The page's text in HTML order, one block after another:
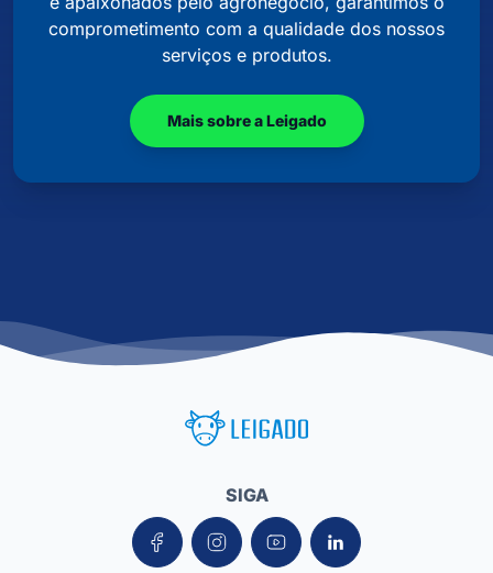
comprometimento com a qualidade dos nossos
serviços e produtos.
Mais sobre a Leigado
Leigado Tecnologia para Pecuária
SIGA